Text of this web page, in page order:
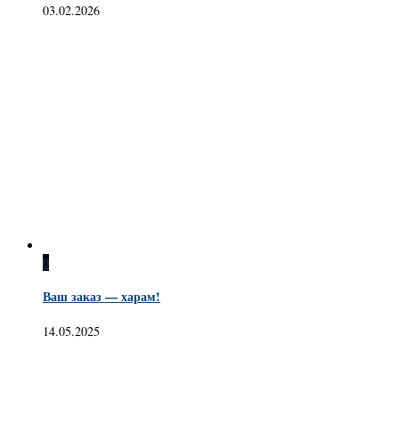
03.02.2026
0
Ваш заказ — харам!
14.05.2025